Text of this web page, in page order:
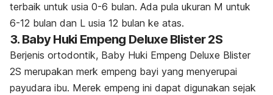
terbaik untuk usia 0-6 bulan. Ada pula ukuran M untuk
6-12 bulan dan L usia 12 bulan ke atas.
3. Baby Huki Empeng Deluxe Blister 2S
Berjenis ortodontik, Baby Huki Empeng Deluxe Blister
2S merupakan merk empeng bayi yang menyerupai
payudara ibu. Merek empeng ini dapat digunakan sejak